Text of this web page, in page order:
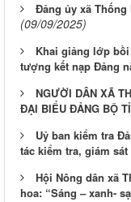
Đảng ủy xã Thống
(09/09/2025)
Khai giảng lớp
tượng kết nạp Đảng
NGƯỜI DÂN XÃ
ĐẠI BIỂU ĐẢNG BỘ
Uỷ ban kiểm tra
tác kiểm tra, giám sát
Hội Nông dân xã
hoa: “Sáng – xanh-